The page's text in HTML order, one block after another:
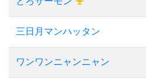
三日月マンハッタン
ワンワンニャンニャン